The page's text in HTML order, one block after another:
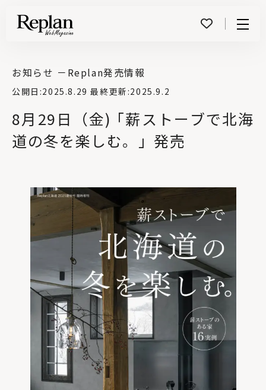
8月29日（金) ｢薪ストーブで北海
道の冬を楽しむ。」発売
お知らせ － Replan発売情報
公開日:2025.8.29 最終更新:2025.9.2